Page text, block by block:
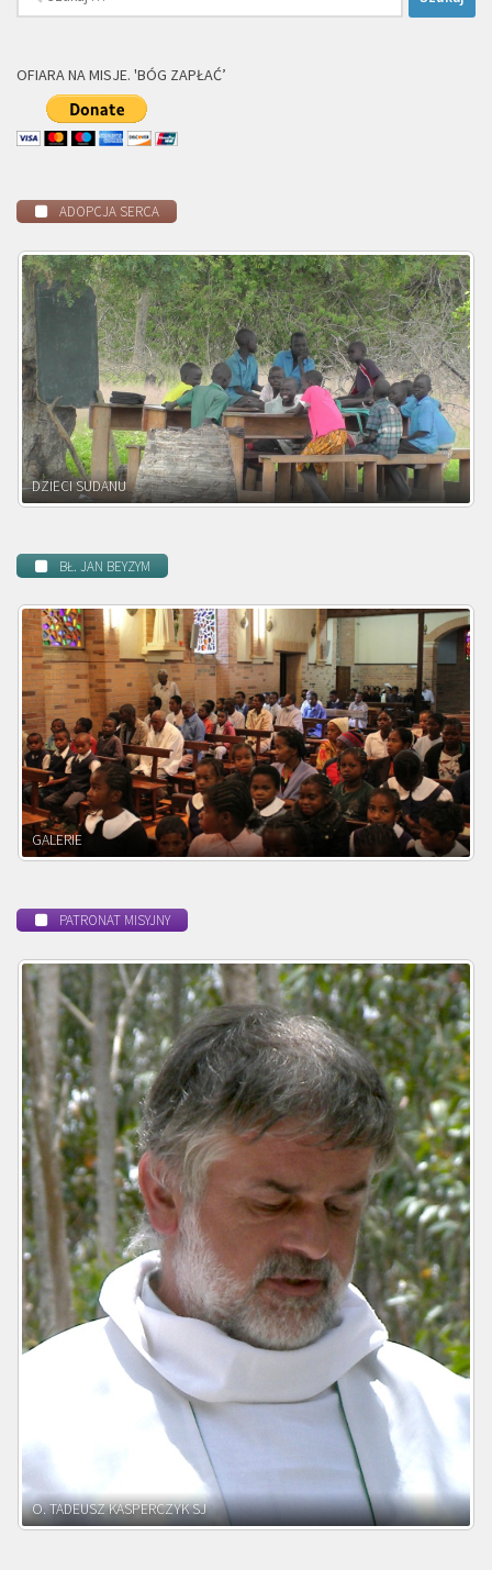
OFIARA NA MISJE. 'BÓG ZAPŁAĆ’
ADOPCJA SERCA
DZIECI ZAMBII
BŁ. JAN BEYZYM
POWOŁANIE MISYJNE
PATRONAT MISYJNY
O. ADNRZEJ LEŚNIARA SJ